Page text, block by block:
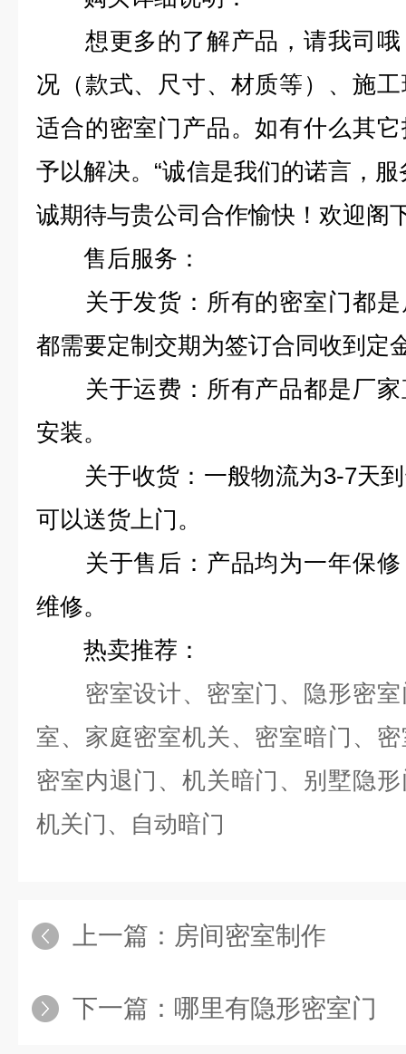
想更多的了解产品，请我司哦
况（款式、尺寸、材质等）、施
适合的密室门产品。如有什么其
予以解决。“诚信是我们的诺言，
诚期待与贵公司合作愉快！欢迎阁
售后服务：
关于发货：所有的密室门都是
都需要定制交期为签订合同收到定
关于运费：所有产品都是厂家
安装。
关于收货：一般物流为3-7天到
可以送货上门。
关于售后：产品均为一年保修
维修。
热卖推荐：
密室设计、密室门、隐形密室
室、家庭密室机关、密室暗门、
密室内退门、机关暗门、别墅隐
机关门、自动暗门
上一篇： 房间密室制作
下一篇： 哪里有隐形密室门